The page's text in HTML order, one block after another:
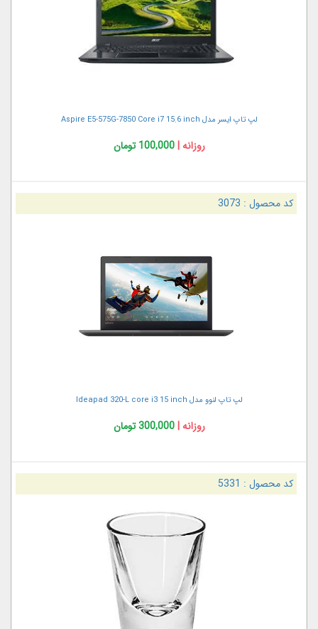
لپ تاپ ایسر مدل Aspire E5-575G-7850 Core i7 15.6 inch
روزانه |100,000 تومان
کد محصول : 3073
لپ تاپ لنوو مدل Ideapad 320-L core i3 15 inch
روزانه |300,000 تومان
کد محصول : 5331